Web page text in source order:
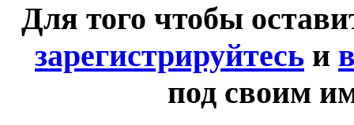
Для того чтобы
зарегистрируйтесь и
под своим